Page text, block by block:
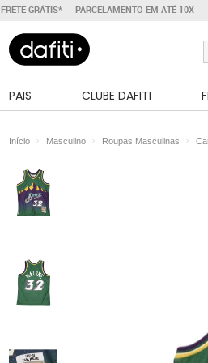
FRETE GRÁTIS* PARCELAMENTO EM ATÉ 10X
PAIS CLUBE DAFITI
Início Masculino Roupas Masculinas